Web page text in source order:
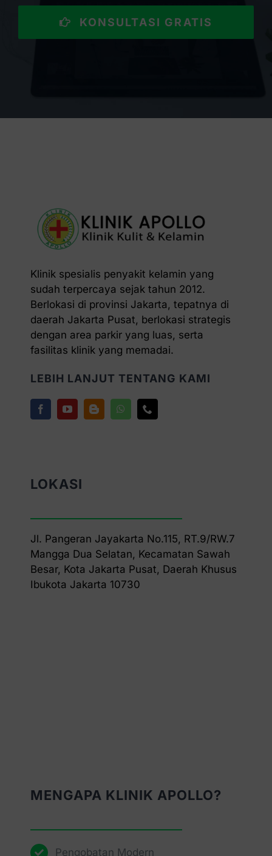
KONSULTASI GRATIS
Klinik spesialis penyakit kelamin yang
sudah terpercaya sejak tahun 2012.
Berlokasi di provinsi Jakarta, tepatnya di
daerah Jakarta Pusat, berlokasi strategis
dengan area parkir yang luas, serta
fasilitas klinik yang memadai.
LEBIH LANJUT TENTANG KAMI
LOKASI
Jl. Pangeran Jayakarta No.115, RT.9/RW.7
Mangga Dua Selatan, Kecamatan Sawah
Besar, Kota Jakarta Pusat, Daerah Khusus
Ibukota Jakarta 10730
MENGAPA KLINIK APOLLO?
Pengobatan Modern